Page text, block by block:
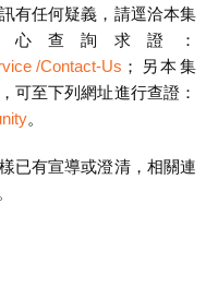
有任何疑義，請逕洽本集
查詢求證：
/Contact-Us ；另本集
可至下列網址進行查證：
。
已有宣導或澄清，相關連